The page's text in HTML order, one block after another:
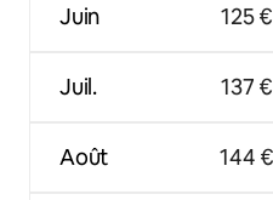
Juin
Juil.
Août
125 €
137 €
144 €